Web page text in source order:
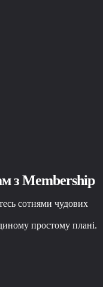
з Membership
сотнями чудових
простому плані.